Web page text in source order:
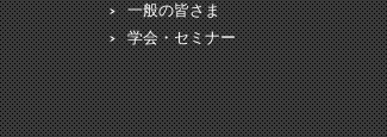
一般の皆さま
学会・セミナー